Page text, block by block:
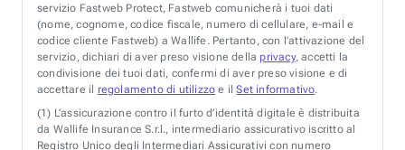
servizio Fastweb Protect, Fastweb comunicherà i tuoi dati
(nome, cognome, codice fiscale, numero di cellulare, e-mail e
codice cliente Fastweb) a Wallife. Pertanto, con l’attivazione del
servizio, dichiari di aver preso visione della privacy, accetti la
condivisione dei tuoi dati, confermi di aver preso visione e di
accettare il regolamento di utilizzo e ilSet informativo.
(1) L’assicurazione contro il furto d’identità digitale è distribuita
da Wallife Insurance S.r.l., intermediario assicurativo iscritto al
Registro Unico degli Intermediari Assicurativi con numero